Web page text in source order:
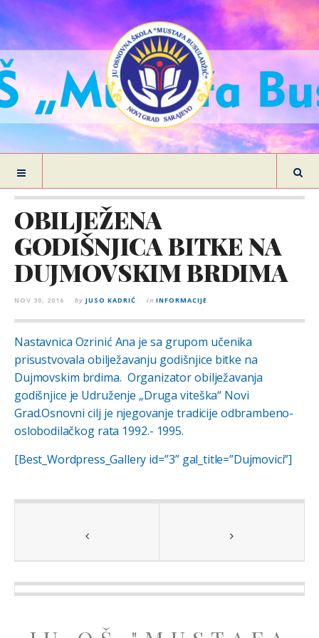
OBILJEŽENA
GODIŠNJICA BITKE NA
DUJMOVSKIM BRDIMA
NOV 30, 2016 by JUSO KADRIĆ in INFORMACIJE
Nastavnica Ozrinić Ana je sa grupom učenika
prisustvovala obilježavanju godišnjice bitke na
Dujmovskim brdima. Organizator obilježavanja
godišnjice je Udruženje „Druga viteška“ Novi
Grad.Osnovni cilj je njegovanje tradicije odbrambeno-
oslobodilačkog rata 1992.- 1995.
[Best_Wordpress_Gallery id=”3” gal_title=”Dujmovici”]